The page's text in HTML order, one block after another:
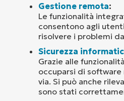
Gestione remota:
Le funzionalità
consentono agli
risolvere i problemi
Sicurezza
Grazie alle
occuparsi di
via. Si può anche
sono stati